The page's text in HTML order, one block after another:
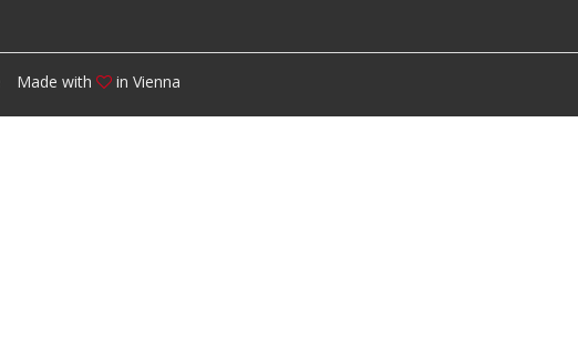
Made with in Vienna